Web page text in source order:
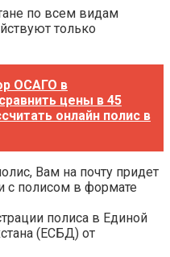
по всем видам
только
ОСАГО в
цены в 45
онлайн полис в
Вам на почту придет
с полисом в формате
полиса в Единой
(ЕСБД) от